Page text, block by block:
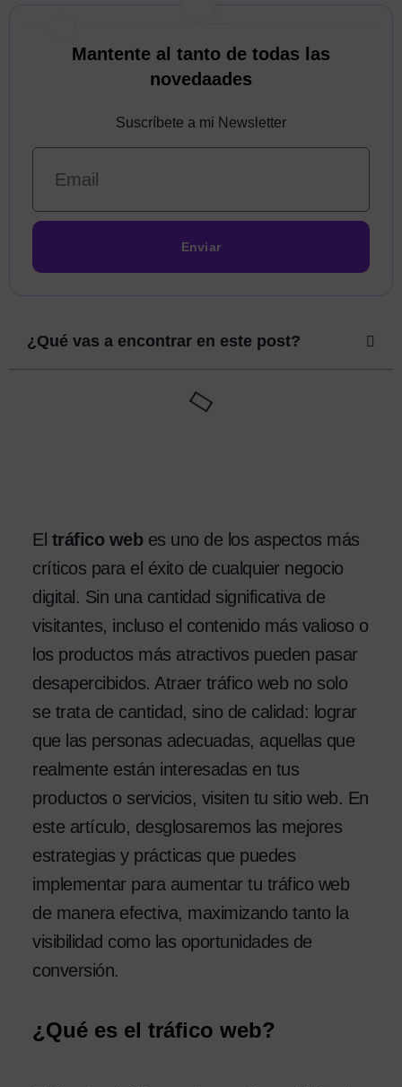
Mantente al tanto de todas las
novedaades
Suscríbete a mi Newsletter
Enviar
¿Qué vas a encontrar en este post?
El tráfico webes uno de los aspectos más
críticos para el éxito de cualquier negocio
digital. Sin una cantidad significativa de
visitantes, incluso el contenido más valioso o
los productos más atractivos pueden pasar
desapercibidos. Atraer tráfico web no solo
se trata de cantidad, sino de calidad: lograr
que las personas adecuadas, aquellas que
realmente están interesadas en tus
productos o servicios, visiten tu sitio web. En
este artículo, desglosaremos las mejores
estrategias y prácticas que puedes
implementar para aumentar tu tráfico web
de manera efectiva, maximizando tanto la
visibilidad como las oportunidades de
conversión.
¿Qué es el tráfico web?